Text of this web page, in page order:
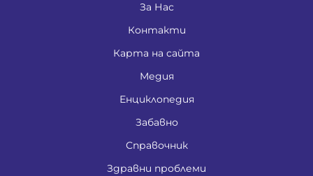
За Нас
Контакти
Карта на сайта
Медия
Енциклопедия
Забавно
Справочник
Здравни проблеми